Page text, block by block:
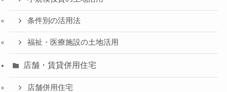
条件別の活用法
福祉・医療施設の土地活用
店舗・賃貸併用住宅
店舗併用住宅